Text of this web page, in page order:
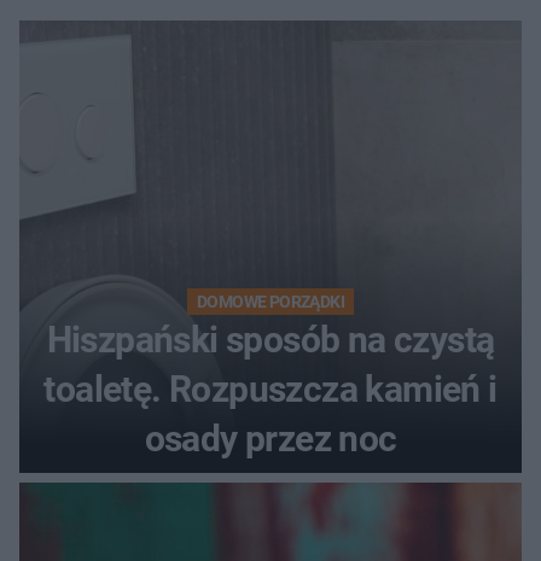
DOMOWE PORZĄDKI
Hiszpański sposób na czystą
toaletę. Rozpuszcza kamień i
osady przez noc